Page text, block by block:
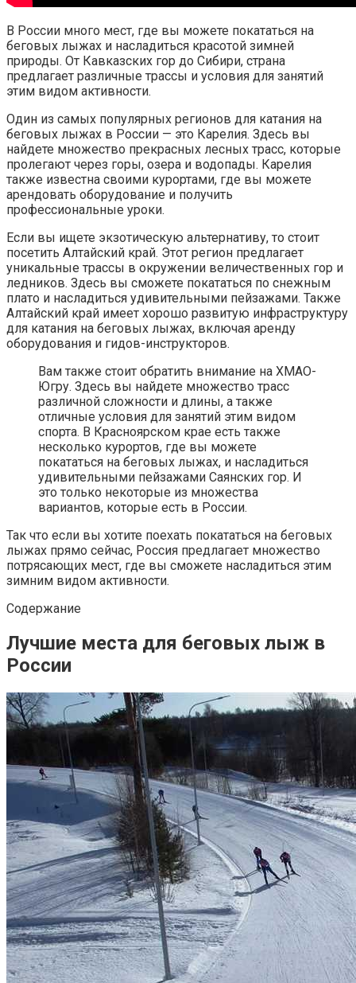
В России много мест, где вы можете покататься на
беговых лыжах и насладиться красотой зимней
природы. От Кавказских гор до Сибири, страна
предлагает различные трассы и условия для занятий
этим видом активности.
Один из самых популярных регионов для катания на
беговых лыжах в России — это Карелия. Здесь вы
найдете множество прекрасных лесных трасс, которые
пролегают через горы, озера и водопады. Карелия
также известна своими курортами, где вы можете
арендовать оборудование и получить
профессиональные уроки.
Если вы ищете экзотическую альтернативу, то стоит
посетить Алтайский край. Этот регион предлагает
уникальные трассы в окружении величественных гор и
ледников. Здесь вы сможете покататься по снежным
плато и насладиться удивительными пейзажами. Также
Алтайский край имеет хорошо развитую инфраструктуру
для катания на беговых лыжах, включая аренду
оборудования и гидов-инструкторов.
Вам также стоит обратить внимание на ХМАО-
Югру. Здесь вы найдете множество трасс
различной сложности и длины, а также
отличные условия для занятий этим видом
спорта. В Красноярском крае есть также
несколько курортов, где вы можете
покататься на беговых лыжах, и насладиться
удивительными пейзажами Саянских гор. И
это только некоторые из множества
вариантов, которые есть в России.
Так что если вы хотите поехать покататься на беговых
лыжах прямо сейчас, Россия предлагает множество
потрясающих мест, где вы сможете насладиться этим
зимним видом активности.
Содержание
Лучшие места для беговых лыж в
России